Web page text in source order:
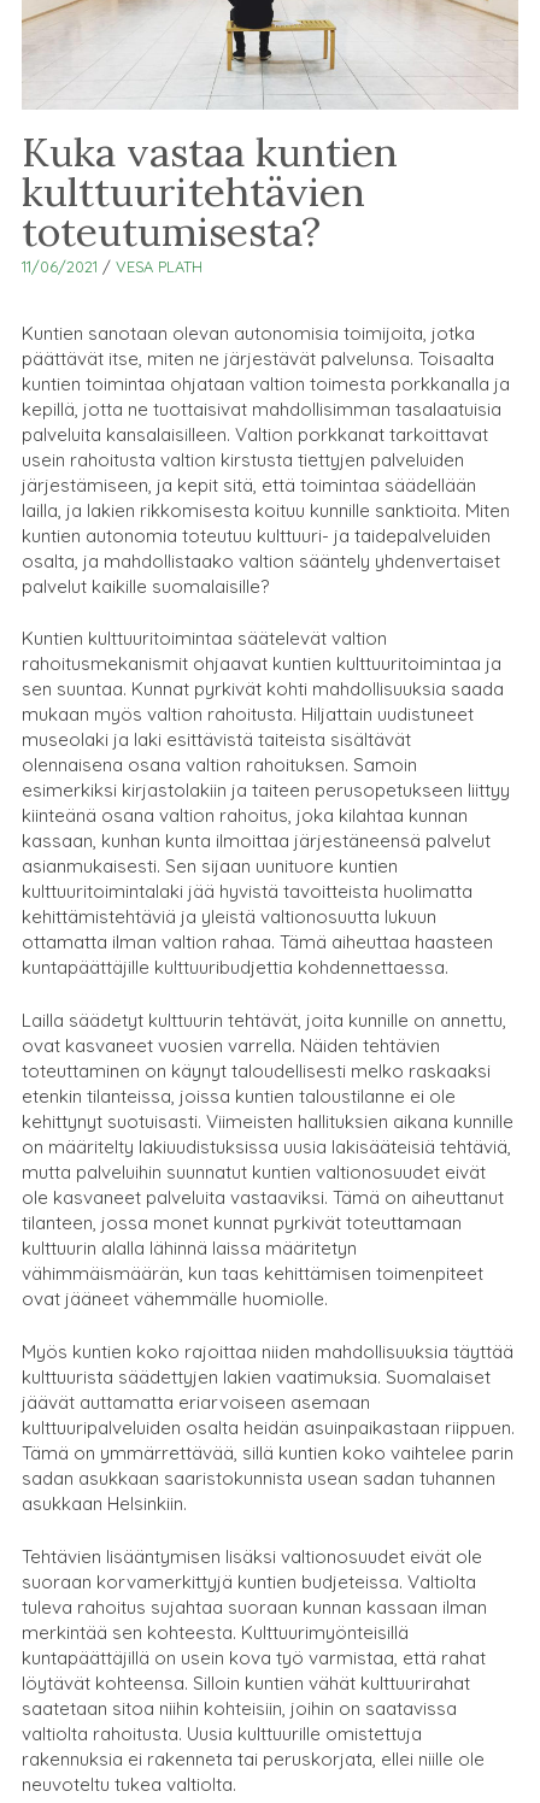
Kuka vastaa kuntien
kulttuuritehtävien
toteutumisesta?
11/06/2021 / VESA PLATH
Kuntien sanotaan olevan autonomisia toimijoita, jotka
päättävät itse, miten ne järjestävät palvelunsa. Toisaalta
kuntien toimintaa ohjataan valtion toimesta porkkanalla ja
kepillä, jotta ne tuottaisivat mahdollisimman tasalaatuisia
palveluita kansalaisilleen. Valtion porkkanat tarkoittavat
usein rahoitusta valtion kirstusta tiettyjen palveluiden
järjestämiseen, ja kepit sitä, että toimintaa säädellään
lailla, ja lakien rikkomisesta koituu kunnille sanktioita. Miten
kuntien autonomia toteutuu kulttuuri- ja taidepalveluiden
osalta, ja mahdollistaako valtion sääntely yhdenvertaiset
palvelut kaikille suomalaisille?
Kuntien kulttuuritoimintaa säätelevät valtion
rahoitusmekanismit ohjaavat kuntien kulttuuritoimintaa ja
sen suuntaa. Kunnat pyrkivät kohti mahdollisuuksia saada
mukaan myös valtion rahoitusta. Hiljattain uudistuneet
museolaki ja laki esittävistä taiteista sisältävät
olennaisena osana valtion rahoituksen. Samoin
esimerkiksi kirjastolakiin ja taiteen perusopetukseen liittyy
kiinteänä osana valtion rahoitus, joka kilahtaa kunnan
kassaan, kunhan kunta ilmoittaa järjestäneensä palvelut
asianmukaisesti. Sen sijaan uunituore kuntien
kulttuuritoimintalaki jää hyvistä tavoitteista huolimatta
kehittämistehtäviä ja yleistä valtionosuutta lukuun
ottamatta ilman valtion rahaa. Tämä aiheuttaa haasteen
kuntapäättäjille kulttuuribudjettia kohdennettaessa.
Lailla säädetyt kulttuurin tehtävät, joita kunnille on annettu,
ovat kasvaneet vuosien varrella. Näiden tehtävien
toteuttaminen on käynyt taloudellisesti melko raskaaksi
etenkin tilanteissa, joissa kuntien taloustilanne ei ole
kehittynyt suotuisasti. Viimeisten hallituksien aikana kunnille
on määritelty lakiuudistuksissa uusia lakisääteisiä tehtäviä,
mutta palveluihin suunnatut kuntien valtionosuudet eivät
ole kasvaneet palveluita vastaaviksi. Tämä on aiheuttanut
tilanteen, jossa monet kunnat pyrkivät toteuttamaan
kulttuurin alalla lähinnä laissa määritetyn
vähimmäismäärän, kun taas kehittämisen toimenpiteet
ovat jääneet vähemmälle huomiolle.
Myös kuntien koko rajoittaa niiden mahdollisuuksia täyttää
kulttuurista säädettyjen lakien vaatimuksia. Suomalaiset
jäävät auttamatta eriarvoiseen asemaan
kulttuuripalveluiden osalta heidän asuinpaikastaan riippuen.
Tämä on ymmärrettävää, sillä kuntien koko vaihtelee parin
sadan asukkaan saaristokunnista usean sadan tuhannen
asukkaan Helsinkiin.
Tehtävien lisääntymisen lisäksi valtionosuudet eivät ole
suoraan korvamerkittyjä kuntien budjeteissa. Valtiolta
tuleva rahoitus sujahtaa suoraan kunnan kassaan ilman
merkintää sen kohteesta. Kulttuurimyönteisillä
kuntapäättäjillä on usein kova työ varmistaa, että rahat
löytävät kohteensa. Silloin kuntien vähät kulttuurirahat
saatetaan sitoa niihin kohteisiin, joihin on saatavissa
valtiolta rahoitusta. Uusia kulttuurille omistettuja
rakennuksia ei rakenneta tai peruskorjata, ellei niille ole
neuvoteltu tukea valtiolta.